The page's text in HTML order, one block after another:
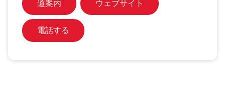
道案内 ウェブサイト
電話する